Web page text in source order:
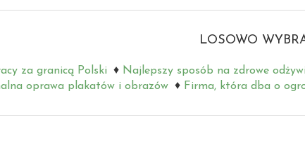
LOSOWO
za granicą Polski Najlepszy sposób na zdrowe
oprawa plakatów i obrazów
Firma, która dba o